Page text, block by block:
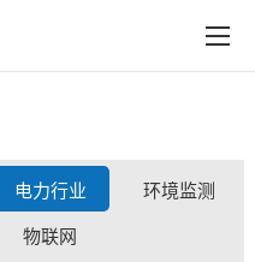
在线购买
电力行业 环境监测
物联网